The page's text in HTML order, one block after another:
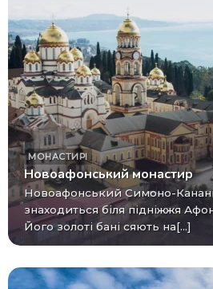
МОНАСТИРІ
Новоафонський монастир
Новоафонський Симоно-Кананітський монастир
знаходиться біля підніжжя
Його золоті бані сяють на[...]